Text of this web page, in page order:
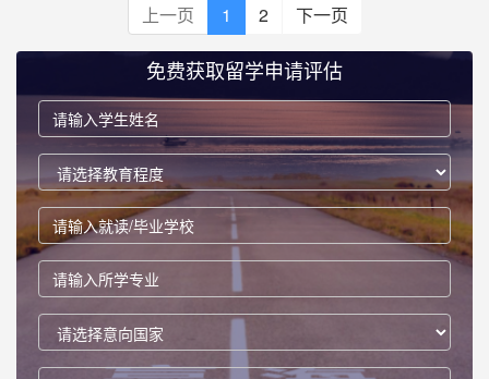
上一页 1 2 下一页
免费获取留学申请评估